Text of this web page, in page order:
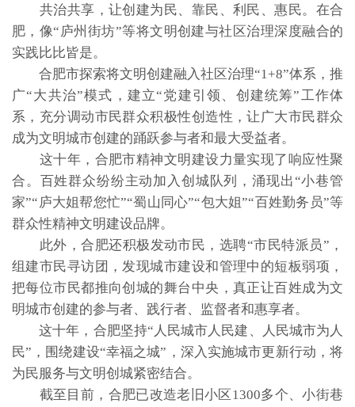
共治共享，让创建为民、靠民、利民、惠民。在合
肥，像“庐州街坊”等将文明创建与社区治理深度融合的
实践比比皆是。
合肥市探索将文明创建融入社区治理“1+8”体系，推
广“大共治”模式，建立“党建引领、创建统筹”工作体
系，充分调动市民群众积极性创造性，让广大市民群众
成为文明城市创建的踊跃参与者和最大受益者。
这十年，合肥市精神文明建设力量实现了响应性聚
合。百姓群众纷纷主动加入创城队列，涌现出“小巷管
家”“庐大姐帮您忙”“蜀山同心”“包大姐”“百姓勤务员”等
群众性精神文明建设品牌。
此外，合肥还积极发动市民，选聘“市民特派员”，
组建市民寻访团，发现城市建设和管理中的短板弱项，
把每位市民都推向创城的舞台中央，真正让百姓成为文
明城市创建的参与者、践行者、监督者和惠享者。
这十年，合肥坚持“人民城市人民建、人民城市为人
民”，围绕建设“幸福之城”，深入实施城市更新行动，将
为民服务与文明创城紧密结合。
截至目前，合肥已改造老旧小区1300多个、小街巷